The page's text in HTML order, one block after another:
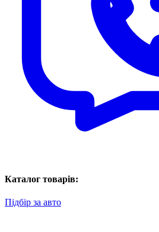
Каталог товарів:
Підбір за авто